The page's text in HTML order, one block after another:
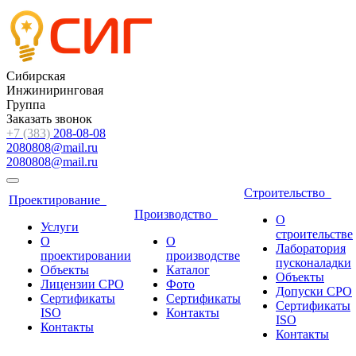
Сибирская
Инжиниринговая
Группа
Заказать звонок
+7 (383) 208-08-08
2080808@mail.ru
2080808@mail.ru
Проектирование
Услуги
О
проектировании
Объекты
Лицензии СРО
Сертификаты
ISO
Контакты
Производство
О
производстве
Каталог
Фото
Сертификаты
Контакты
Строительство
О
строительстве
Лаборатория
пусконаладки
Объекты
Допуски СРО
Сертификаты
ISO
Контакты